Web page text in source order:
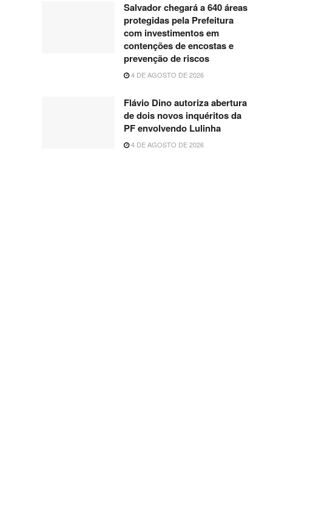
Salvador chegará a 640 áreas
protegidas pela Prefeitura
com investimentos em
contenções de encostas e
prevenção de riscos
4 DE AGOSTO DE 2026
Flávio Dino autoriza abertura
de dois novos inquéritos da
PF envolvendo Lulinha
4 DE AGOSTO DE 2026